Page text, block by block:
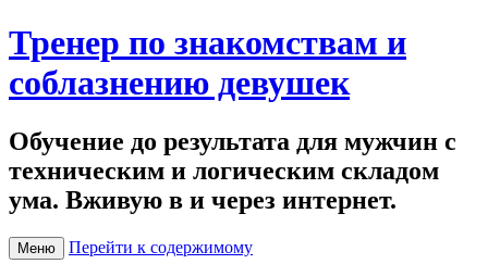
Тренер по знакомствам и
соблазнению девушек
Обучение до результата для мужчин с
техническим и логическим складом
ума. Вживую в и через интернет.
Меню Перейти к содержимому